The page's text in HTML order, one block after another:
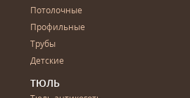
Потолочные
Профильные
Трубы
Детские
ТЮЛЬ